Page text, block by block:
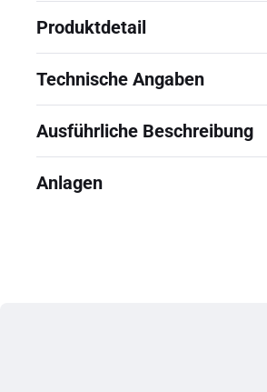
Produktdetail
Technische Angaben
Ausführliche Beschreibung
Anlagen